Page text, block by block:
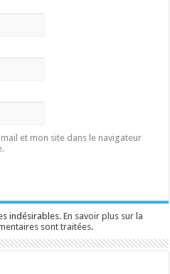
et mon site dans le navigateur
indésirables.En savoir plus sur la
sont traitées.